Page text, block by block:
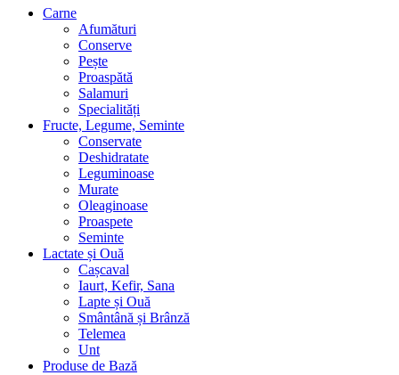
Carne
Afumături
Conserve
Pește
Proaspătă
Salamuri
Specialități
Fructe, Legume, Seminte
Conservate
Deshidratate
Leguminoase
Murate
Oleaginoase
Proaspete
Seminte
Lactate și Ouă
Cașcaval
Iaurt, Kefir, Sana
Lapte și Ouă
Smântână și Brânză
Telemea
Unt
Produse de Bază